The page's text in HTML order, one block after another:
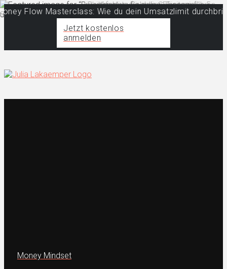
Flow Masterclass: Wie du dein Umsatzlimit
Jetzt kostenlos
anmelden
Money Mindset